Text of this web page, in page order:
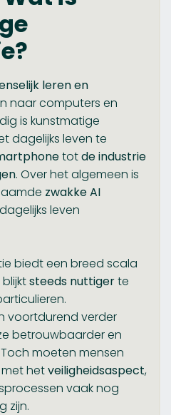
leren en
naar computers en
is kunstmatige
dagelijks leven te
totde industrie
. Over het algemeen is
zwakke AI
leven
biedt een breed scala
steeds nuttigerte
voortdurend verder
betrouwbaarder en
moeten mensen
hetveiligheidsaspect,
vaak nog
zijn.